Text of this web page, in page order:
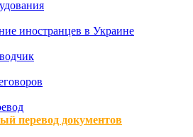
иностранцев в Украине
перевод документов